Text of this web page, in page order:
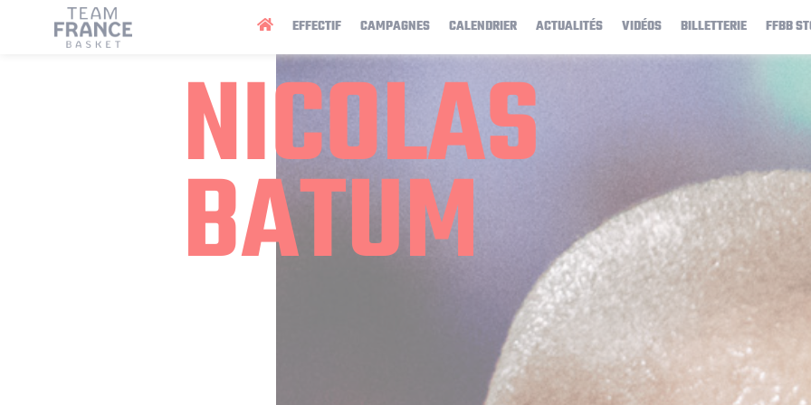
EFFECTIF CAMPAGNES CALENDRIER ACTUALITÉS VIDÉOS BILLETTERIE FFBB
NICOLAS
BATUM
Panneau de gestion des cookies